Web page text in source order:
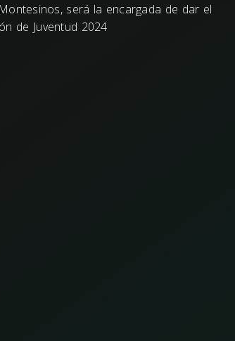
será la encargada de dar el
de Juventud 2024